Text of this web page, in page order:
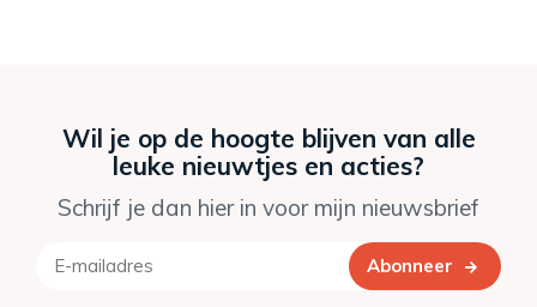
Wil je op de hoogte blijven van alle
leuke nieuwtjes en acties?
Schrijf je dan hier in voor mijn nieuwsbrief
Abonneer